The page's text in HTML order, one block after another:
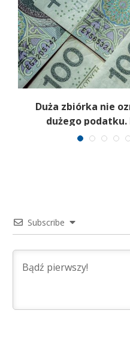
Duża zbiórka nie
dużego podatku.
Subscribe